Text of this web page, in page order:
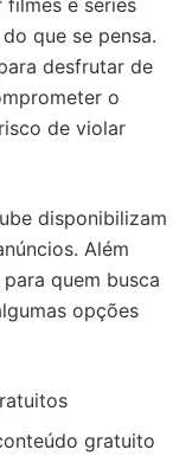
filmes e séries
que se pensa.
desfrutar de
o
de violar
disponibilizam
Além
quem busca
opções
gratuito